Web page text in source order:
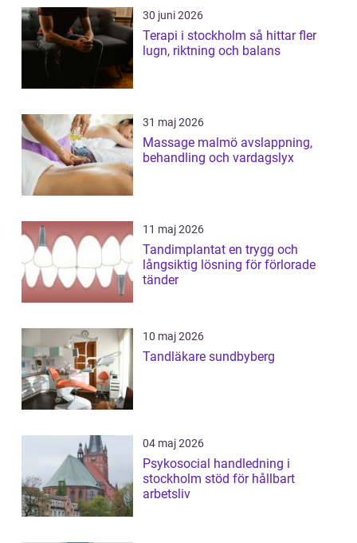
30 juni 2026
Terapi i stockholm så hittar fler
lugn, riktning och balans
31 maj 2026
Massage malmö avslappning,
behandling och vardagslyx
11 maj 2026
Tandimplantat en trygg och
långsiktig lösning för förlorade
tänder
10 maj 2026
Tandläkare sundbyberg
04 maj 2026
Psykosocial handledning i
stockholm stöd för hållbart
arbetsliv